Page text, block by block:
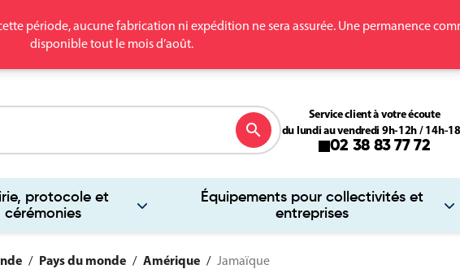
période, aucune fabrication ni expédition ne sera assurée. Une permanence
disponible tout le mois d’août.
protocole et
cérémonies
Équipements pour collectivités et
entreprises
search
Service client à votre écoute
du lundi au vendredi 9h-12h / 14h-
02 38 83 77 72
Pays du monde Amérique Jamaïque